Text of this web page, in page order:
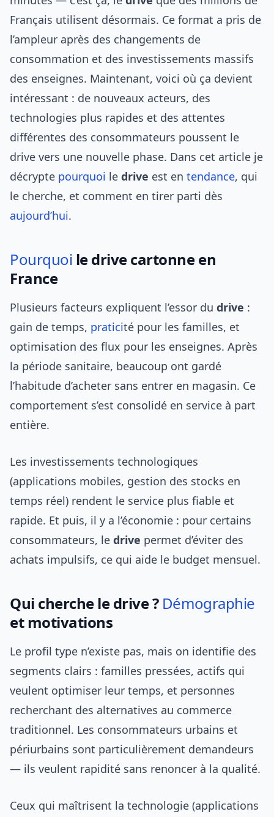
Français utilisent désormais. Ce format a pris de
l’ampleur après des changements de
consommation et des investissements massifs
des enseignes. Maintenant, voici où ça devient
intéressant : de nouveaux acteurs, des
technologies plus rapides et des attentes
différentes des consommateurs poussent le
drive vers une nouvelle phase. Dans cet article je
décrypte pourquoi le drive est en tendance, qui
le cherche, et comment en tirer parti dès
aujourd’hui.
Pourquoi le drive cartonne en
France
Plusieurs facteurs expliquent l’essor du drive :
gain de temps, praticité pour les familles, et
optimisation des flux pour les enseignes. Après
la période sanitaire, beaucoup ont gardé
l’habitude d’acheter sans entrer en magasin. Ce
comportement s’est consolidé en service à part
entière.
Les investissements technologiques
(applications mobiles, gestion des stocks en
temps réel) rendent le service plus fiable et
rapide. Et puis, il y a l’économie : pour certains
consommateurs, le drive permet d’éviter des
achats impulsifs, ce qui aide le budget mensuel.
Qui cherche le drive ? Démographie
et motivations
Le profil type n’existe pas, mais on identifie des
segments clairs : familles pressées, actifs qui
veulent optimiser leur temps, et personnes
recherchant des alternatives au commerce
traditionnel. Les consommateurs urbains et
périurbains sont particulièrement demandeurs
— ils veulent rapidité sans renoncer à la qualité.
Ceux qui maîtrisent la technologie (applications